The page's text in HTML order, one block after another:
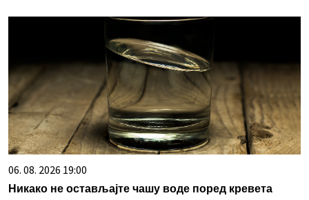
06. 08. 2026 19:00
Никако не остављајте чашу воде поред кревета